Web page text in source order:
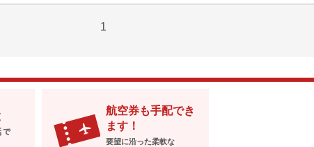
1
航空券も手配でき
ます！
要望に沿った柔軟な